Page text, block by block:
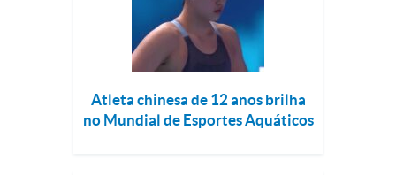
Atleta chinesa de 12 anos brilha
no Mundial de Esportes Aquáticos